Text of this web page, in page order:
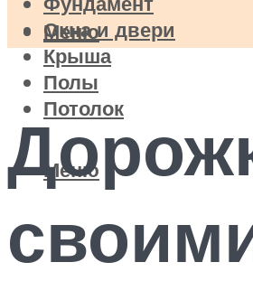
Окна и двери
Крыша
Полы
Потолок
Меню
Меню